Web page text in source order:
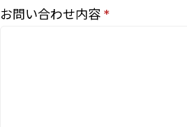
お問い合わせ内容